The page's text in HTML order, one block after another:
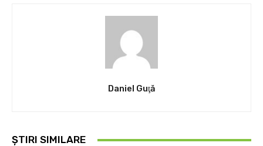
Daniel Guţă
ȘTIRI SIMILARE